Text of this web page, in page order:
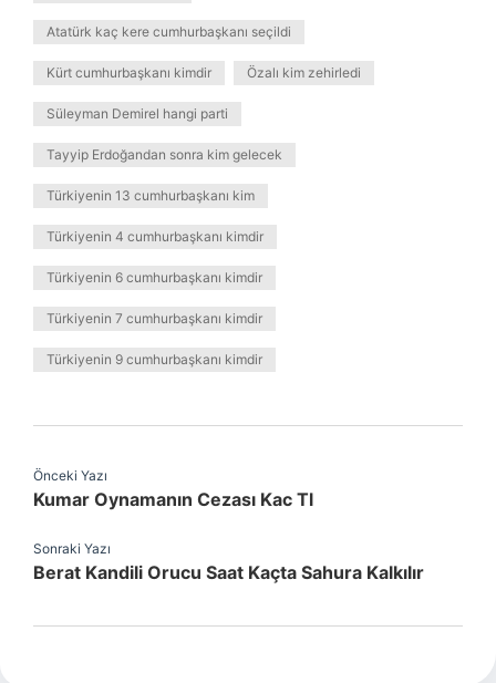
Atatürk kaç kere cumhurbaşkanı seçildi
Kürt cumhurbaşkanı kimdir Özalı kim zehirledi
Süleyman Demirel hangi parti
Tayyip Erdoğandan sonra kim gelecek
Türkiyenin 13 cumhurbaşkanı kim
Türkiyenin 4 cumhurbaşkanı kimdir
Türkiyenin 6 cumhurbaşkanı kimdir
Türkiyenin 7 cumhurbaşkanı kimdir
Türkiyenin 9 cumhurbaşkanı kimdir
Önceki Yazı
Kumar Oynamanın Cezası Kac Tl
Sonraki Yazı
Berat Kandili Orucu Saat Kaçta Sahura Kalkılır